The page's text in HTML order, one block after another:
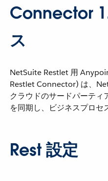
Connector
ス
NetSuite Restlet 用
Restlet Connector) は、
クラウドのサードパーティ
を同期し、ビジネスプロセ
Rest 設定